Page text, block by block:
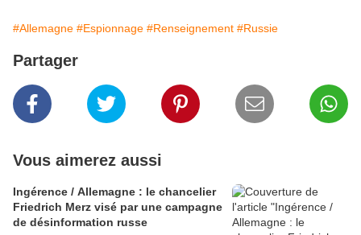
#Allemagne #Espionnage #Renseignement #Russie
Partager
Vous aimerez aussi
Ingérence / Allemagne : le chancelier
Friedrich Merz visé par une campagne
de désinformation russe